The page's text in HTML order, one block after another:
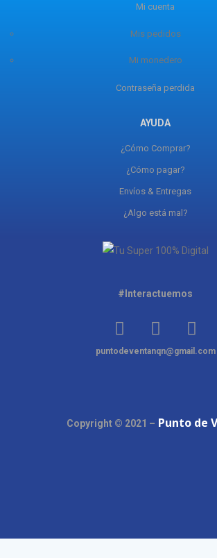
Mi cuenta
Mis pedidos
Mi monedero
Contraseña perdida
AYUDA
¿Cómo Comprar?
¿Cómo pagar?
Envíos & Entregas
¿Algo está mal?
#Interactuemos
puntodeventanqn@gmail.com
Copyright © 2021 – Punto de